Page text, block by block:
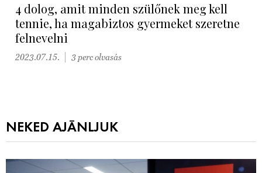
4 dolog, amit minden szülőnek meg kell
tennie, ha magabiztos gyermeket szeretne
felnevelni
2023.07.15. 3 perc olvasás
NEKED AJÁNLJUK